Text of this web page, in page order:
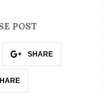
POST
SHARE